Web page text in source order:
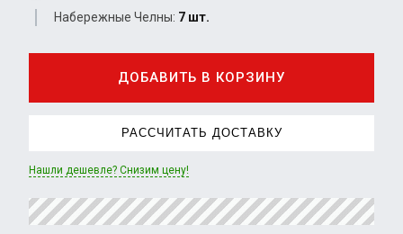
Набережные Челны: 7 шт.
ДОБАВИТЬ В КОРЗИНУ
РАССЧИТАТЬ ДОСТАВКУ
Нашли дешевле? Снизим цену!